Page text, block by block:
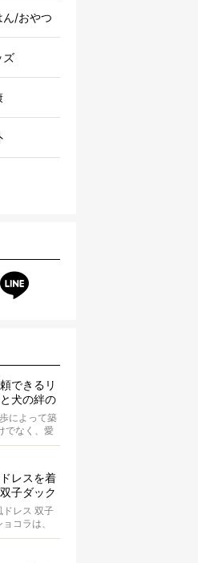
ん/おやつ
ズ
できるリ
犬の絆の
れる』
〜
によって築
でなく、愛
重要な役割
レスを着
子ダック
レス 双子
コラは、
にまとって